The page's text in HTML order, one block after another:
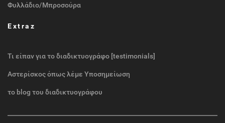
Φυλλάδιο/Μπροσούρα
Extraz
Τι είπαν για το διαδικτυογράφο [testimonials]
Αστερίσκος όπως λέμε Υποσημείωση
το blog του διαδικτυογράφου